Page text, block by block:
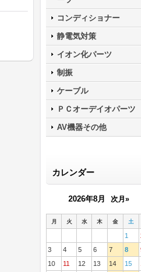
コンディショナー
静電気対策
イオン化パーツ
制振
ケーブル
ＰＣオーデイオパーツ
AV機器その他
カレンダー
2026年8月 次月»
月 火 水 木 金 土
1
3
4 5 6 7 8
10
11 12 13 14 15